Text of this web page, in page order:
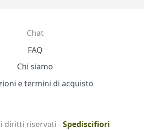
Chat
FAQ
Chi siamo
e termini di acquisto
diritti riservati -Spediscifiori